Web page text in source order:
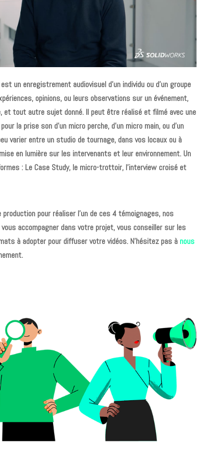
un enregistrement audiovisuel d’un individu ou d’un groupe
opinions, ou leurs observations sur un événement,
et tout autre sujet donné. Il peut être réalisé et filmé avec une
la prise son d’un micro perche, d’un micro main, ou d’un
varier entre un studio de tournage, dans vos locaux ou à
en lumière sur les intervenants et leur environnement. Un
: Le Case Study, le micro-trottoir, l’interview croisé et
pour réaliser l’un de ces 4 témoignages, nos
accompagner dans votre projet, vous conseiller sur les
à adopter pour diffuser votre vidéos. N’hésitez pas à nous